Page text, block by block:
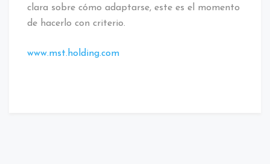
clara sobre cómo adaptarse, este es el momento
de hacerlo con criterio.
www.mst.holding.com